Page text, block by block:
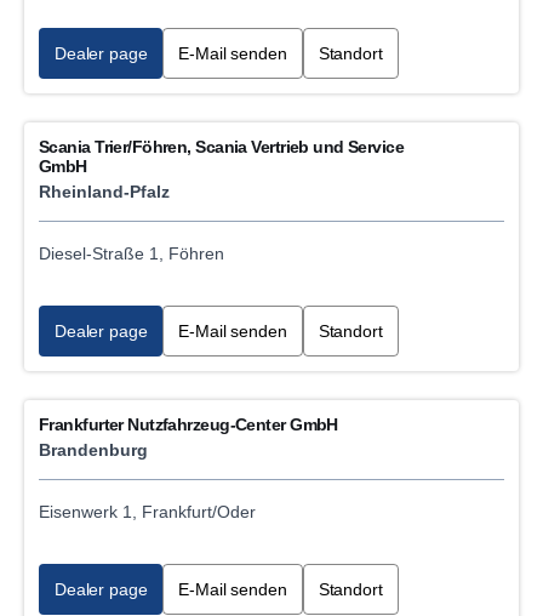
Dealer page E-Mail senden Standort
Scania Trier/Föhren, Scania Vertrieb und Service
GmbH
Rheinland-Pfalz
Diesel-Straße 1, Föhren
Dealer page E-Mail senden Standort
Frankfurter Nutzfahrzeug-Center GmbH
Brandenburg
Eisenwerk 1, Frankfurt/Oder
Dealer page E-Mail senden Standort